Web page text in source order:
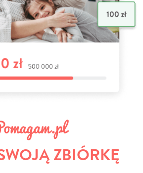
ZBIÓRKĘ